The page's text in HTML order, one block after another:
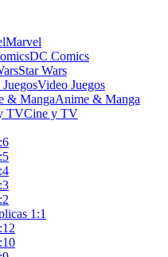
Marvel
DC Comics
Star Wars
Video Juegos
Anime & Manga
Cine y TV
1:1